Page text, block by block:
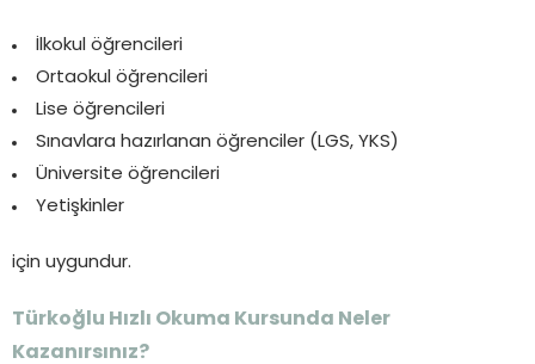
İlkokul öğrencileri
Ortaokul öğrencileri
Lise öğrencileri
Sınavlara hazırlanan öğrenciler (LGS, YKS)
Üniversite öğrencileri
Yetişkinler
için uygundur.
Türkoğlu Hızlı Okuma Kursunda Neler
Kazanırsınız?